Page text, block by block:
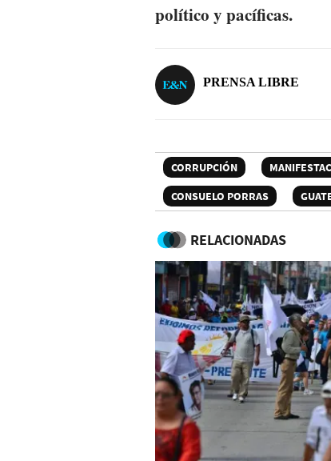
político y pacíficas.
PRENSA LIBRE
CORRUPCIÓN
CONSUELO PORRAS
RELACIONADAS